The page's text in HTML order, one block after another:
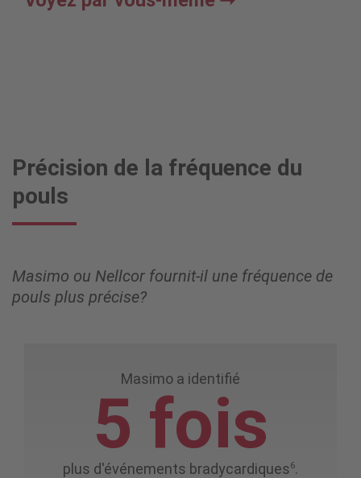
Précision de la fréquence du
pouls
Masimo ou Nellcor fournit-il une fréquence de
pouls plus précise?
Masimo a identifié
5 fois
plus d'événements bradycardiques6.